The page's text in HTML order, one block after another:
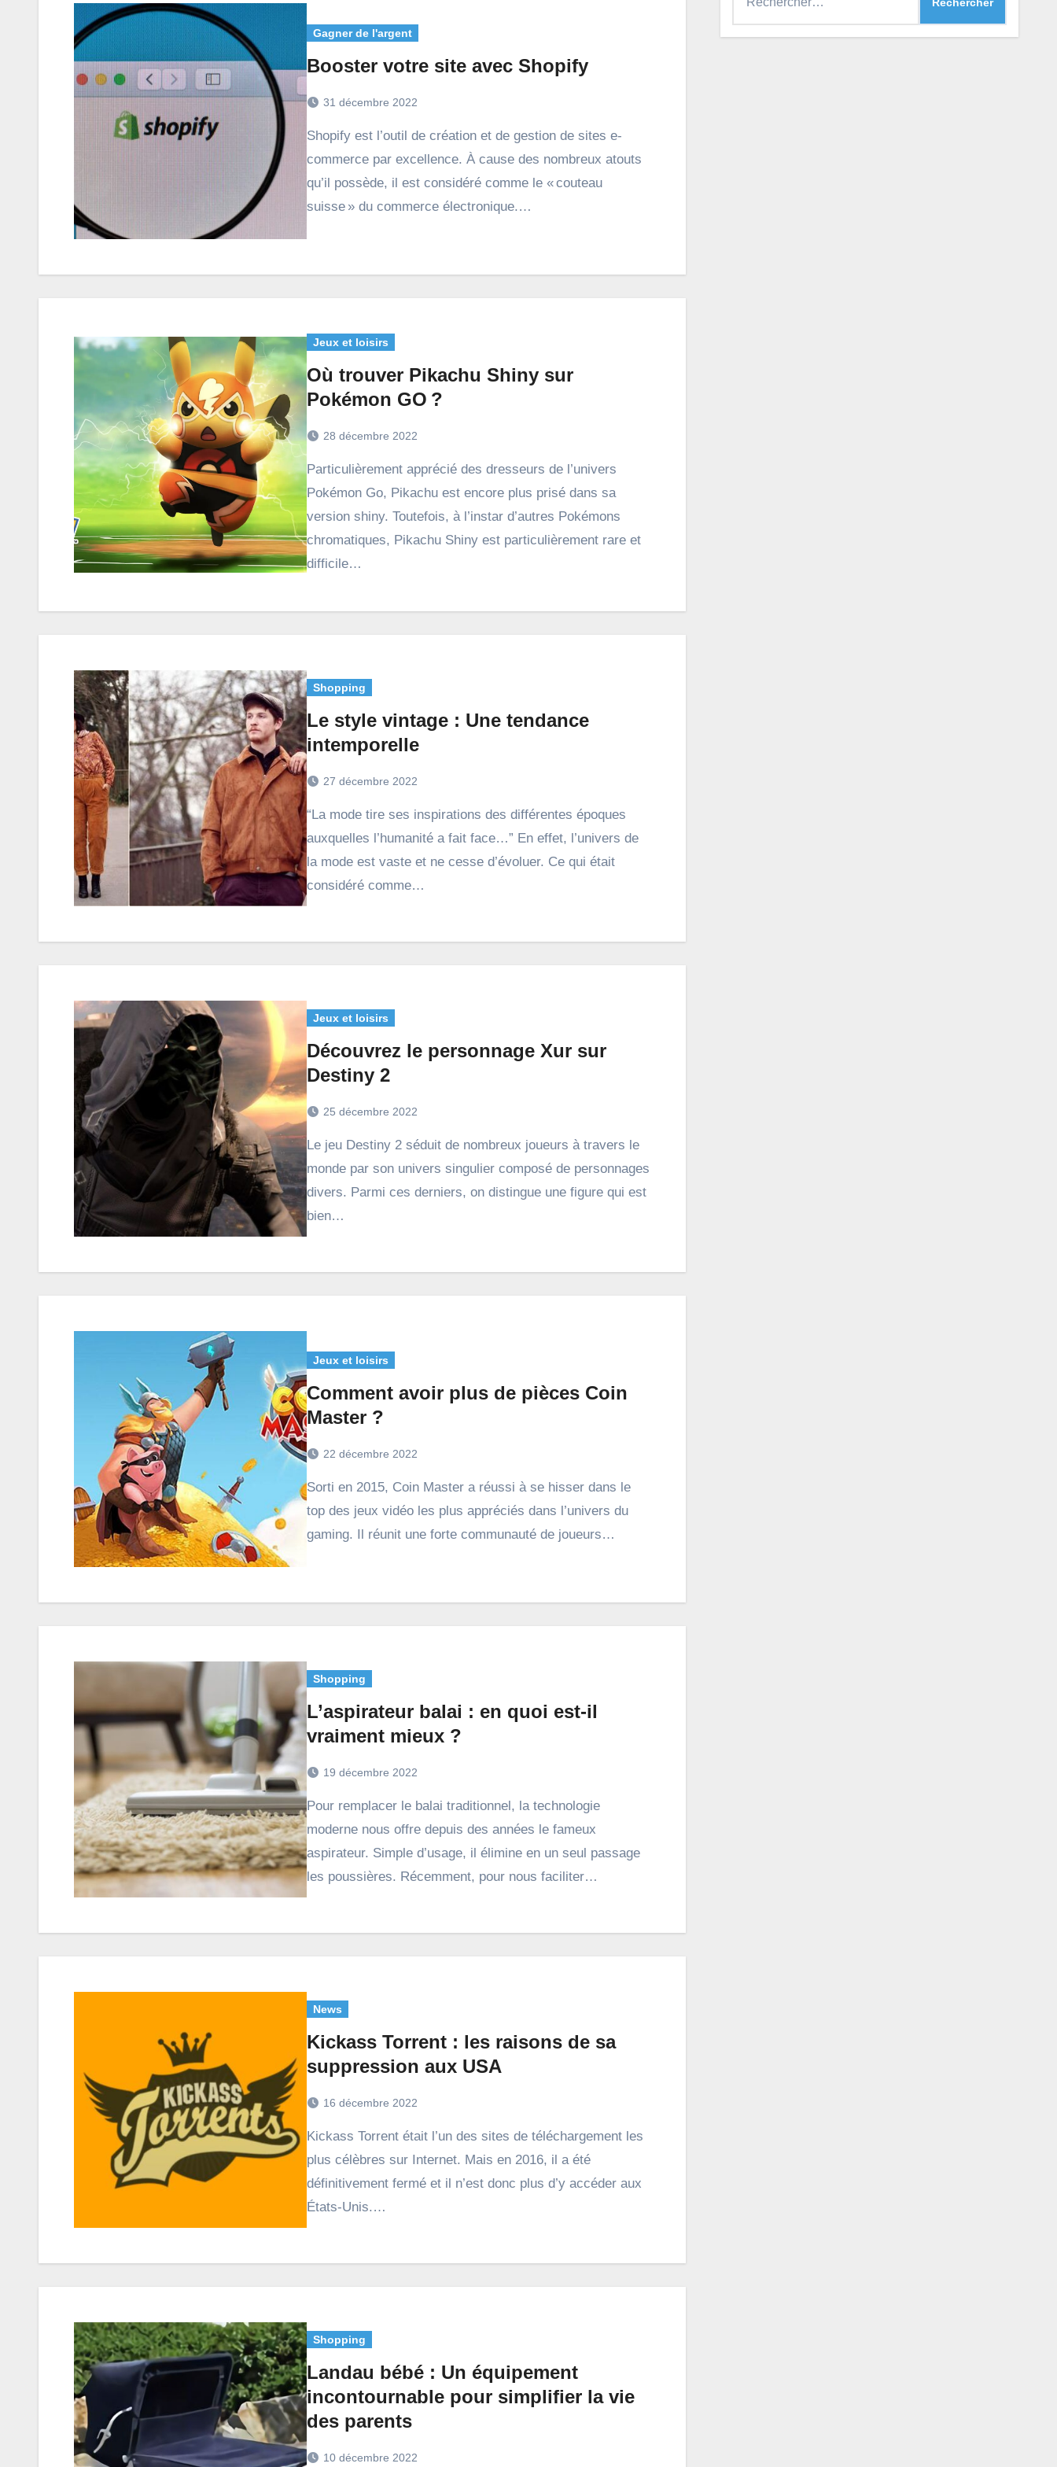
Gagner de l'argent
Booster votre site avec Shopify
31 décembre 2022
Shopify est l’outil de création et de gestion de sites e-
commerce par excellence. À cause des nombreux atouts
qu’il possède, il est considéré comme le « couteau
suisse » du commerce électronique.…
Jeux et loisirs
Où trouver Pikachu Shiny sur
Pokémon GO ?
28 décembre 2022
Particulièrement apprécié des dresseurs de l’univers
Pokémon Go, Pikachu est encore plus prisé dans sa
version shiny. Toutefois, à l’instar d’autres Pokémons
chromatiques, Pikachu Shiny est particulièrement rare et
difficile…
Shopping
Le style vintage : Une tendance
intemporelle
27 décembre 2022
“La mode tire ses inspirations des différentes époques
auxquelles l’humanité a fait face…” En effet, l’univers de
la mode est vaste et ne cesse d’évoluer. Ce qui était
considéré comme…
Jeux et loisirs
Découvrez le personnage Xur sur
Destiny 2
25 décembre 2022
Le jeu Destiny 2 séduit de nombreux joueurs à travers le
monde par son univers singulier composé de personnages
divers. Parmi ces derniers, on distingue une figure qui est
bien…
Jeux et loisirs
Comment avoir plus de pièces Coin
Master ?
22 décembre 2022
Sorti en 2015, Coin Master a réussi à se hisser dans le
top des jeux vidéo les plus appréciés dans l’univers du
gaming. Il réunit une forte communauté de joueurs…
Shopping
L’aspirateur balai : en quoi est-il
vraiment mieux ?
19 décembre 2022
Pour remplacer le balai traditionnel, la technologie
moderne nous offre depuis des années le fameux
aspirateur. Simple d’usage, il élimine en un seul passage
les poussières. Récemment, pour nous faciliter…
News
Kickass Torrent : les raisons de sa
suppression aux USA
16 décembre 2022
Kickass Torrent était l’un des sites de téléchargement les
plus célèbres sur Internet. Mais en 2016, il a été
définitivement fermé et il n’est donc plus d’y accéder aux
États-Unis.…
Shopping
Landau bébé : Un équipement
incontournable pour simplifier la vie
des parents
10 décembre 2022